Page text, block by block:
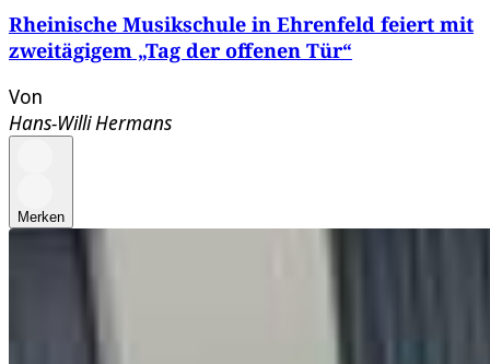
Rheinische Musikschule in Ehrenfeld feiert mit
zweitägigem „Tag der offenen Tür“
Von
Hans-Willi Hermans
Merken